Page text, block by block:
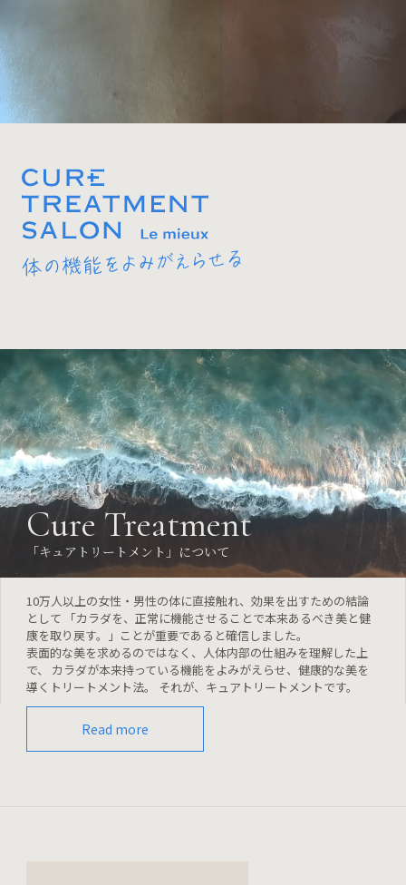
Cure Treatment
「キュアトリートメント」について
10万人以上の女性・男性の体に直接触れ、効果を出すための結論
として 「カラダを、正常に機能させることで本来あるべき美と健
康を取り戻す。」ことが重要であると確信しました。
表面的な美を求めるのではなく、人体内部の仕組みを理解した上
で、 カラダが本来持っている機能をよみがえらせ、健康的な美を
導くトリートメント法。 それが、キュアトリートメントです。
Read more